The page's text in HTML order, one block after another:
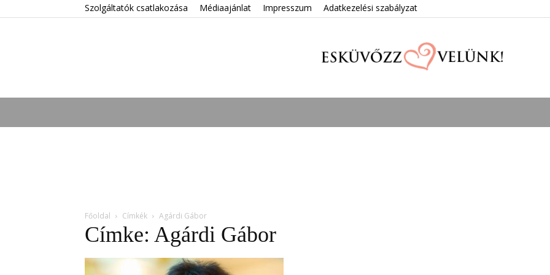
Szolgáltatók csatlakozása Médiaajánlat Impresszum Adatkezelési szabályzat
Esküvőzz
Főoldal Címkék Agárdi Gábor
Címke: Agárdi Gábor